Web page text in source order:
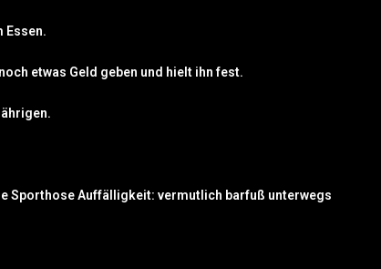
Essen.
etwas Geld geben und hielt ihn fest.
Sporthose Auffälligkeit: vermutlich barfuß unterwegs